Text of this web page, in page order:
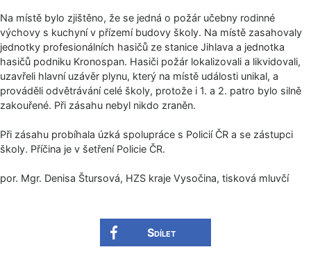
Na místě bylo zjištěno, že se jedná o požár učebny rodinné
výchovy s kuchyní v přízemí budovy školy. Na místě zasahovaly
jednotky profesionálních hasičů ze stanice Jihlava a jednotka
hasičů podniku Kronospan. Hasiči požár lokalizovali a likvidovali,
uzavřeli hlavní uzávěr plynu, který na místě události unikal, a
prováděli odvětrávání celé školy, protože i 1. a 2. patro bylo silně
zakouřené. Při zásahu nebyl nikdo zraněn.
Při zásahu probíhala úzká spolupráce s Policií ČR a se zástupci
školy. Příčina je v šetření Policie ČR.
por. Mgr. Denisa Štursová, HZS kraje Vysočina, tisková mluvčí
Sdílet